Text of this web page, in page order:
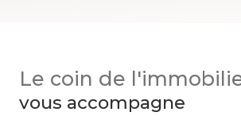
Le coin de
vous accompagne